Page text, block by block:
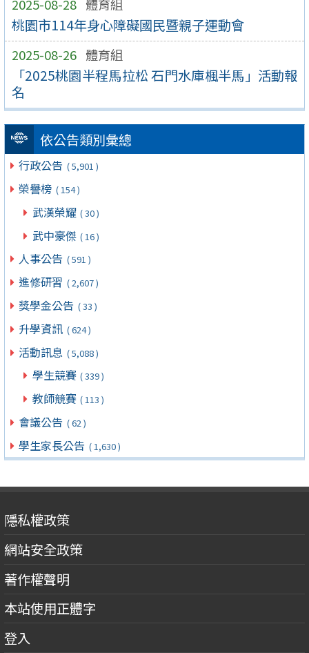
2025-08-28 體育組
桃園市114年身心障礙國民暨親子運動會
2025-08-26 體育組
「2025桃園半程馬拉松 石門水庫楓半馬」活動報
名
依公告類別彙總
行政公告 ( 5,901 )
榮譽榜 ( 154 )
武漢榮耀 ( 30 )
武中豪傑 ( 16 )
人事公告 ( 591 )
進修研習 ( 2,607 )
獎學金公告 ( 33 )
升學資訊 ( 624 )
活動訊息 ( 5,088 )
學生競賽 ( 339 )
教師競賽 ( 113 )
會議公告 ( 62 )
學生家長公告 ( 1,630 )
隱私權政策
網站安全政策
著作權聲明
本站使用正體字
登入